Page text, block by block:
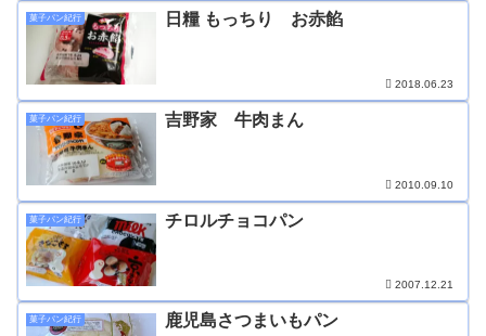
菓子パン紀行 日糧 もっちり お赤餡
2018.06.23
菓子パン紀行 吉野家 牛肉まん
2010.09.10
菓子パン紀行 チロルチョコパン
2007.12.21
菓子パン紀行 鹿児島さつまいもパン